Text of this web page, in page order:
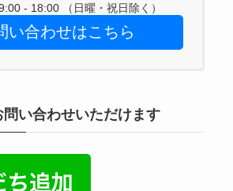
- 18:00 （日曜・祝日除く）
い合わせはこちら
い合わせいただけます